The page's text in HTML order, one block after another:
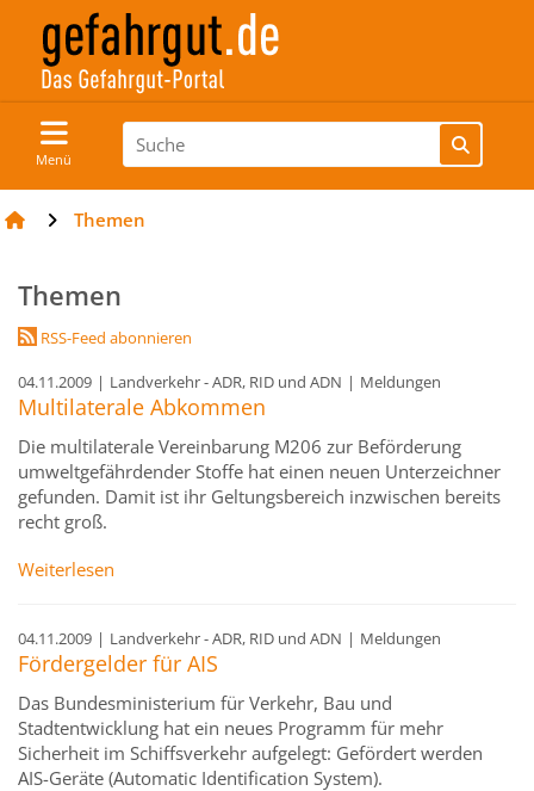
Menü
Themen
Themen
RSS-Feed abonnieren
04.11.2009 | Landverkehr - ADR, RID und ADN | Meldungen
Multilaterale Abkommen
Die multilaterale Vereinbarung M206 zur Beförderung
umweltgefährdender Stoffe hat einen neuen Unterzeichner
gefunden. Damit ist ihr Geltungsbereich inzwischen bereits
recht groß.
Weiterlesen
04.11.2009 | Landverkehr - ADR, RID und ADN | Meldungen
Fördergelder für AIS
Das Bundesministerium für Verkehr, Bau und
Stadtentwicklung hat ein neues Programm für mehr
Sicherheit im Schiffsverkehr aufgelegt: Gefördert werden
AIS-Geräte (Automatic Identification System).